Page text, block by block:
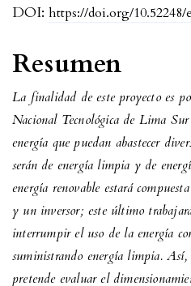
DOI: https://doi.org/10.52248/
Resumen
La finalidad de este proyecto es
Nacional Tecnológica de Lima
energía que puedan abastecer
serán de energía limpia y de
energía renovable estará
y un inversor; este último
interrumpir el uso de la energía
suministrando energía limpia. Así,
pretende evaluar el